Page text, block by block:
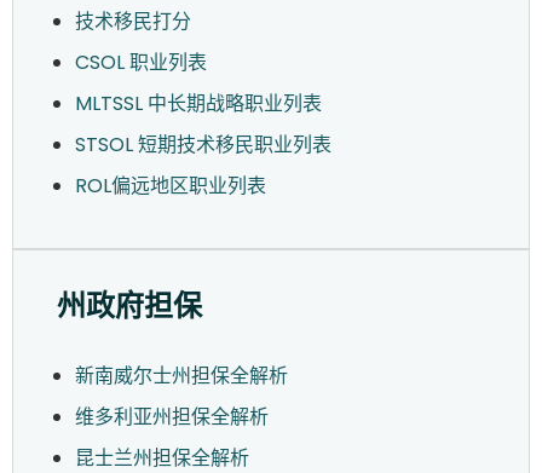
技术移民打分
CSOL 职业列表
MLTSSL 中长期战略职业列表
STSOL 短期技术移民职业列表
ROL偏远地区职业列表
州政府担保
新南威尔士州担保全解析
维多利亚州担保全解析
昆士兰州担保全解析